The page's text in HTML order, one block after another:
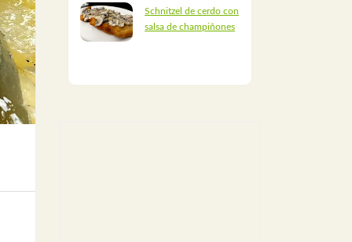
Schnitzel de cerdo con
salsa de champiñones